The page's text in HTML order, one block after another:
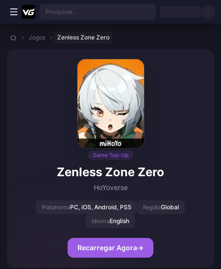
Ir para o conteúdo principal
Pesquisar...
Jogos Zenless Zone Zero
Game Top-Up
Zenless Zone Zero
HoYoverse
PlataformaPC, iOS, Android, PS5 RegiãoGlobal
IdiomaEnglish
Recarregar Agora→